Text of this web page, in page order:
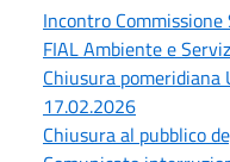
Incontro
FIAL Ambiente e
Chiusura
17.02.2026
Chiusura al pubblico